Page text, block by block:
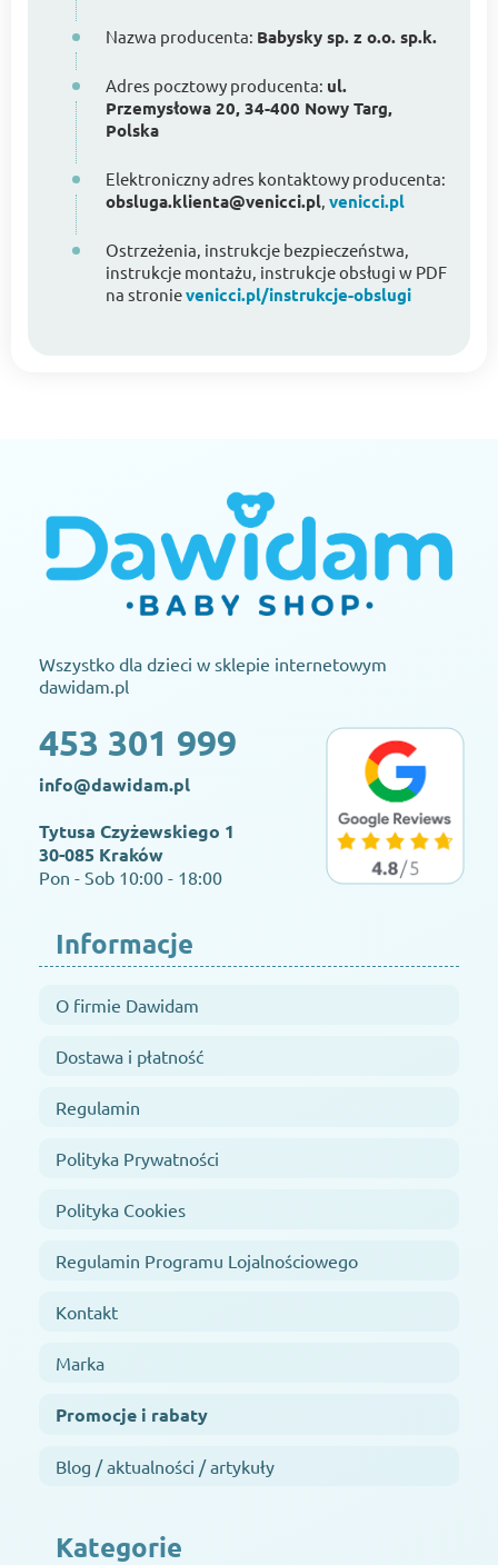
Nazwa producenta: Babysky sp. z o.o. sp.k.
Adres pocztowy producenta: ul.
Przemysłowa 20, 34-400 Nowy Targ,
Polska
Elektroniczny adres kontaktowy producenta:
obsluga.klienta@venicci.pl, venicci.pl
Ostrzeżenia, instrukcje bezpieczeństwa,
instrukcje montażu, instrukcje obsługi w PDF
na stronievenicci.pl/instrukcje-obslugi
Wszystko dla dzieci w sklepie internetowym
dawidam.pl
453 301 999
info@dawidam.pl
Tytusa Czyżewskiego 1
30-085 Kraków
Pon - Sob 10:00 - 18:00
Informacje
O firmie Dawidam
Dostawa i płatność
Regulamin
Polityka Prywatności
Polityka Cookies
Regulamin Programu Lojalnościowego
Kontakt
Marka
Promocje i rabaty
Blog / aktualności / artykuły
Kategorie